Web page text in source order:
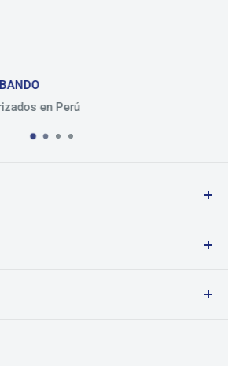
Presentes en el mercado